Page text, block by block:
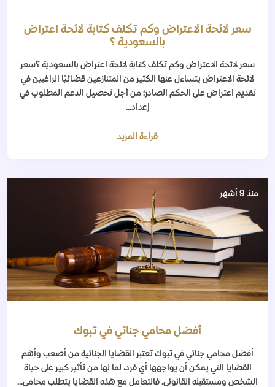
سعر لائحة الاعتراض وكم تكلف كتابة لائحة اعتراض
بالسعودية ؟
سعر لائحة الاعتراض وكم تكلف كتابة لائحة اعتراض بالسعودية ؟سعر
لائحة الاعتراض يتساءل عنها الكثير من المتنازعين قضائيًا الراغبين في
تقديم اعتراض على الحكم الصادر؛ من أجل تحصيل الدعم المطلوب في
إعداد...
قراءة المزيد
منذ 9 أشهر
أفضل محامي جنائي في تبوك
أفضل محامي جنائي في تبوك تعتبر القضايا الجنائية من أصعب وأهم
القضايا التي يمكن أن يواجهها أي فرد، لما لها من تأثير كبير على حياة
الشخص ومستقبله القانوني. فالتعامل مع هذه القضايا يتطلب محامي...